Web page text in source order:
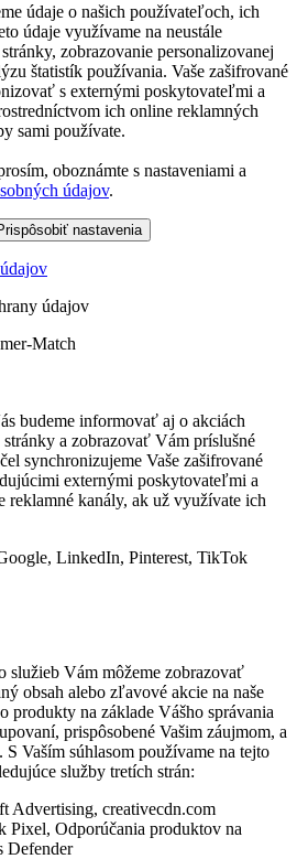
údaje o našich používateľoch, ich
údaje využívame na neustále
zobrazovanie personalizovanej
štatistík používania. Vaše zašifrované
s externými poskytovateľmi a
ich online reklamných
sami používate.
oboznámte s nastaveniami a
údajov.
nastavenia
údajov
Match
budeme informovať aj o akciách
a zobrazovať Vám príslušné
synchronizujeme Vaše zašifrované
externými poskytovateľmi a
reklamné kanály, ak už využívate ich
LinkedIn, Pinterest, TikTok
služieb Vám môžeme zobrazovať
obsah alebo zľavové akcie na naše
produkty na základe Vášho správania
prispôsobené Vašim záujmom, a
Vaším súhlasom používame na tejto
služby tretích strán:
Advertising, creativecdn.com
Pixel, Odporúčania produktov na
Defender